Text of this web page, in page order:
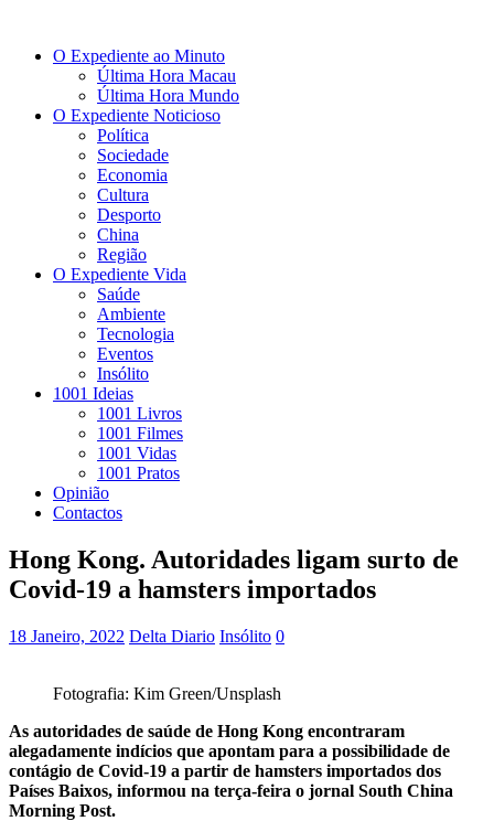
O Expediente ao Minuto
Última Hora Macau
Última Hora Mundo
O Expediente Noticioso
Política
Sociedade
Economia
Cultura
Desporto
China
Região
O Expediente Vida
Saúde
Ambiente
Tecnologia
Eventos
Insólito
1001 Ideias
1001 Livros
1001 Filmes
1001 Vidas
1001 Pratos
Opinião
Contactos
Hong Kong. Autoridades ligam surto de
Covid-19 a hamsters importados
18 Janeiro, 2022 Delta Diario Insólito 0
Fotografia: Kim Green/Unsplash
As autoridades de saúde de Hong Kong encontraram
alegadamente indícios que apontam para a possibilidade de
contágio de Covid-19 a partir de hamsters importados dos
Países Baixos, informou na terça-feira o jornal South China
Morning Post.